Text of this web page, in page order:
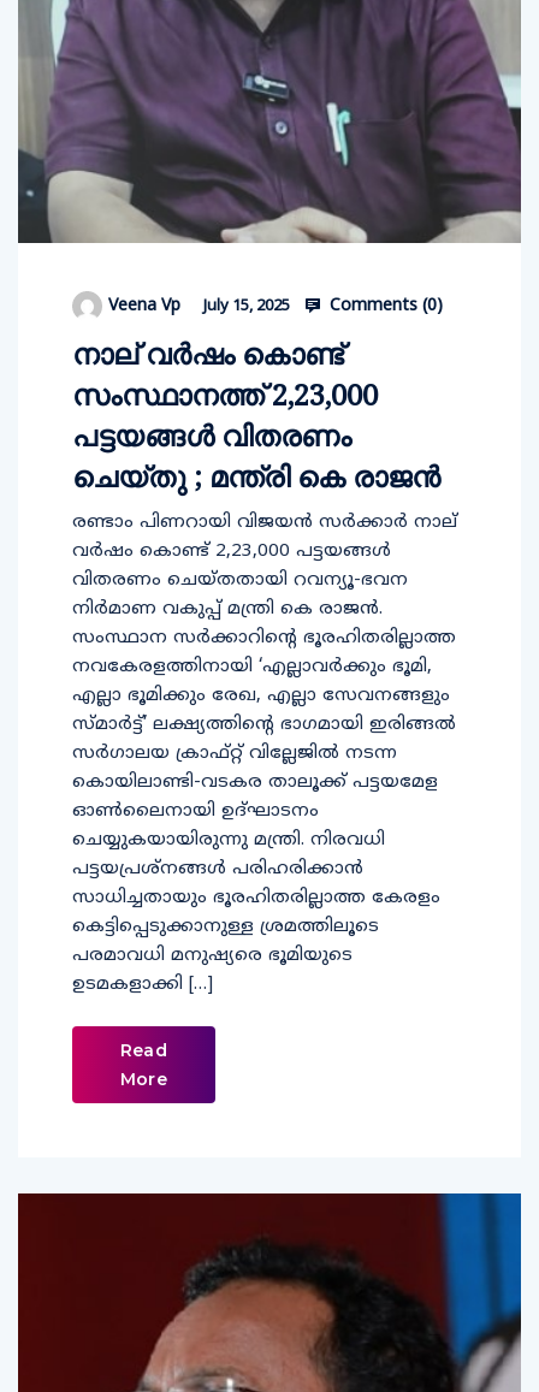
Veena Vp July 15, 2025 Comments (0)
നാല് വര്‍ഷം കൊണ്ട്
സംസ്ഥാനത്ത് 2,23,000
പട്ടയങ്ങള്‍ വിതരണം
ചെയ്തു ; മന്ത്രി കെ രാജന്‍
രണ്ടാം പിണറായി വിജയന്‍ സര്‍ക്കാര്‍ നാല്
വര്‍ഷം കൊണ്ട് 2,23,000 പട്ടയങ്ങള്‍
വിതരണം ചെയ്തതായി റവന്യൂ-ഭവന
നിര്‍മാണ വകുപ്പ് മന്ത്രി കെ രാജന്‍.
സംസ്ഥാന സര്‍ക്കാറിന്റെ ഭൂരഹിതരില്ലാത്ത
നവകേരളത്തിനായി ‘എല്ലാവര്‍ക്കും ഭൂമി,
എല്ലാ ഭൂമിക്കും രേഖ, എല്ലാ സേവനങ്ങളും
സ്മാര്‍ട്ട്’ ലക്ഷ്യത്തിന്റെ ഭാഗമായി ഇരിങ്ങല്‍
സര്‍ഗാലയ ക്രാഫ്റ്റ് വില്ലേജില്‍ നടന്ന
കൊയിലാണ്ടി-വടകര താലൂക്ക് പട്ടയമേള
ഓണ്‍ലൈനായി ഉദ്ഘാടനം
ചെയ്യുകയായിരുന്നു മന്ത്രി. നിരവധി
പട്ടയപ്രശ്നങ്ങള്‍ പരിഹരിക്കാന്‍
സാധിച്ചതായും ഭൂരഹിതരില്ലാത്ത കേരളം
കെട്ടിപ്പെടുക്കാനുള്ള ശ്രമത്തിലൂടെ
പരമാവധി മനുഷ്യരെ ഭൂമിയുടെ
ഉടമകളാക്കി […]
Read
More